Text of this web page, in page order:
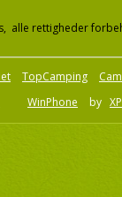
alle rettigheder
TopCamping
WinPhone by